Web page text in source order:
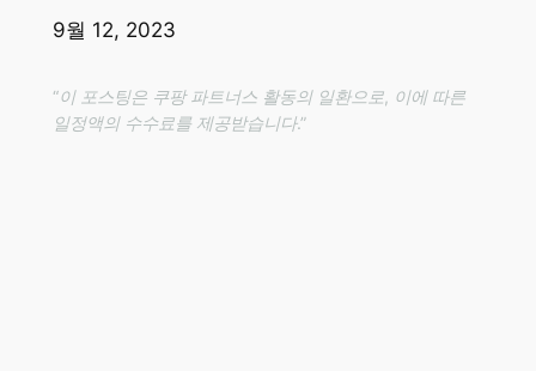
일자
9월 12, 2023
“이 포스팅은 쿠팡 파트너스 활동의 일환으로, 이에 따른
일정액의 수수료를 제공받습니다.”